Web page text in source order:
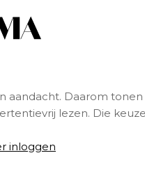
aandacht. Daarom tonen
lezen. Die
inloggen